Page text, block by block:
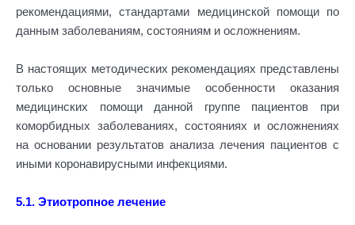
рекомендациями, стандартами медицинской помощи по
данным заболеваниям, состояниям и осложнениям.
В настоящих методических рекомендациях представлены
только основные значимые особенности оказания
медицинских помощи данной группе пациентов при
коморбидных заболеваниях, состояниях и осложнениях
на основании результатов анализа лечения пациентов с
иными коронавирусными инфекциями.
5.1. Этиотропное лечение